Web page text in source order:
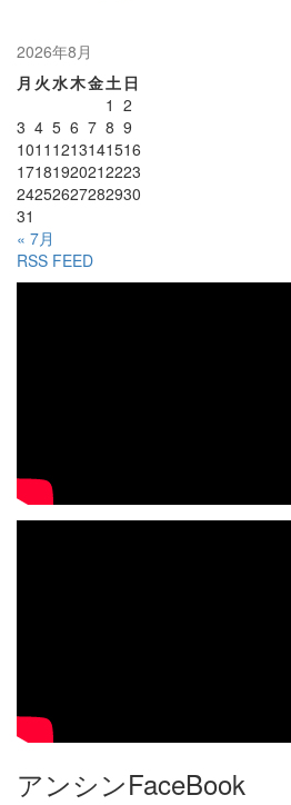
2026年8月
月 火水木金土 日
1 2
3 4 5 6 7 8 9
1011 1213141516
17181920212223
24252627282930
31
« 7月
RSS FEED
アンシンFaceBook